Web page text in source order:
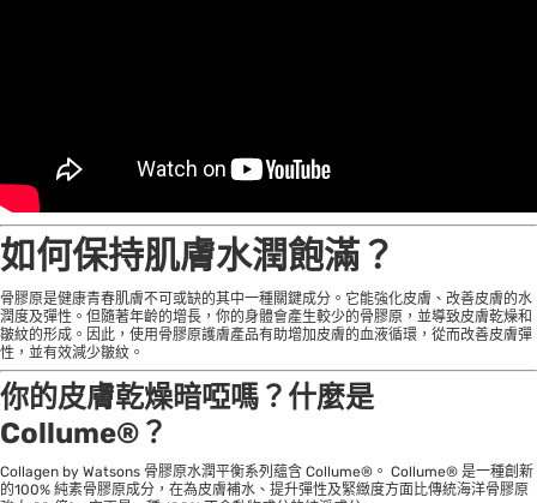
如何保持肌膚水潤飽滿？
骨膠原是健康青春肌膚不可或缺的其中一種關鍵成分。它能強化皮膚、改善皮膚的水
潤度及彈性。但隨著年齡的增長，你的身體會產生較少的骨膠原，並導致皮膚乾燥和
皺紋的形成。因此，使用骨膠原護膚產品有助增加皮膚的血液循環，從而改善皮膚彈
性，並有效減少皺紋。
你的皮膚乾燥暗啞嗎？什麼是
Collume®️？
Collagen by Watsons 骨膠原水潤平衡系列蘊含 Collume®️。 Collume®️ 是一種創新
的100% 純素骨膠原成分，在為皮膚補水、提升彈性及緊緻度方面比傳統海洋骨膠原